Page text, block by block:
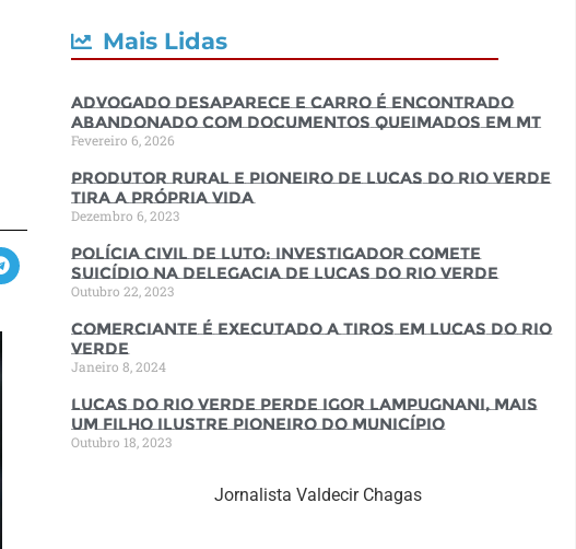
Mais Lidas
Advogado desaparece e carro é encontrado
abandonado com documentos queimados em MT
Fevereiro 6, 2026
Produtor rural e pioneiro de Lucas do Rio Verde
tira a própria vida
Dezembro 6, 2023
Polícia Civil de luto: Investigador comete
suicídio na Delegacia de Lucas do Rio Verde
Outubro 22, 2023
Comerciante é executado a tiros em Lucas do Rio
Verde
Janeiro 8, 2024
Lucas do Rio Verde perde Igor Lampugnani, mais
um filho ilustre pioneiro do município
Outubro 18, 2023
Jornalista Valdecir Chagas